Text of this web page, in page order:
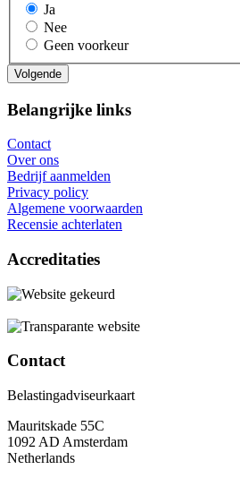
Ja
Nee
Geen voorkeur
Belangrijke links
Contact
Over ons
Bedrijf aanmelden
Privacy policy
Algemene voorwaarden
Recensie achterlaten
Accreditaties
Contact
Belastingadviseurkaart
Mauritskade 55C
1092 AD Amsterdam
Netherlands